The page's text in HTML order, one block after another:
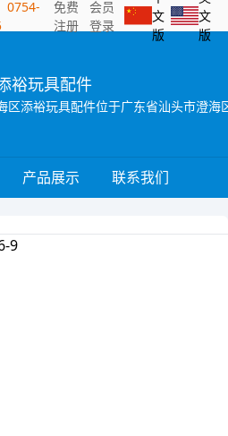
0754-
免费
注册
会员
登录
文
版
文
版
裕玩具配件
产品展示 联系我们